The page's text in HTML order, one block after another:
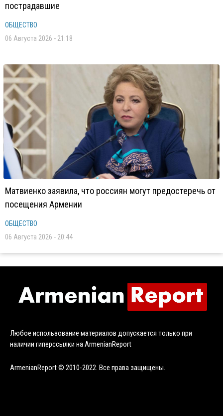
пострадавшие
ОБЩЕСТВО
06 Августа 2026 - 21:18
Матвиенко заявила, что россиян могут предостеречь от
посещения Армении
ОБЩЕСТВО
06 Августа 2026 - 20:44
Любое использование материалов допускается только при
наличии гиперссылки на ArmenianReport
ArmenianReport © 2010-2022. Все права защищены.